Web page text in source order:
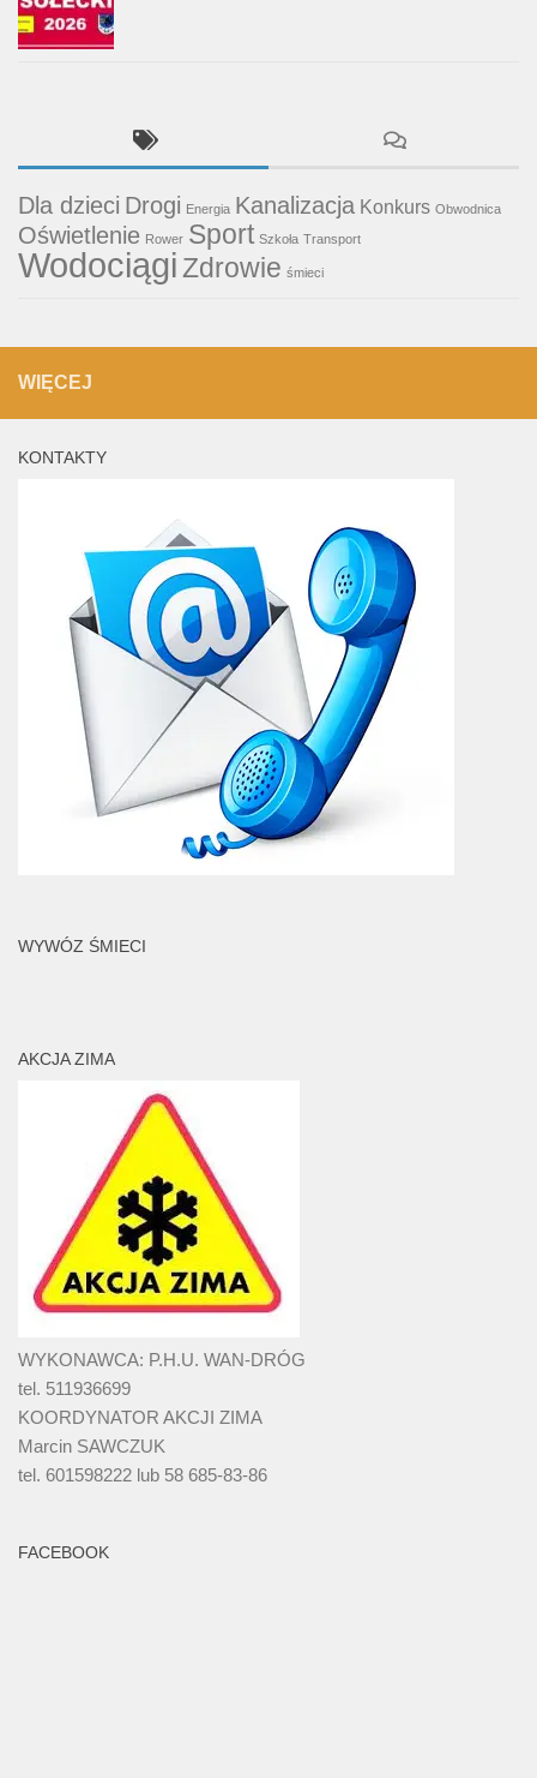
Dla dzieci Drogi Energia Kanalizacja Konkurs Obwodnica
Oświetlenie Rower Sport Szkoła Transport
WodociągiZdrowie śmieci
WIĘCEJ
KONTAKTY
WYWÓZ ŚMIECI
AKCJA ZIMA
WYKONAWCA: P.H.U. WAN-DRÓG
tel. 511936699
KOORDYNATOR AKCJI ZIMA
Marcin SAWCZUK
tel. 601598222 lub 58 685-83-86
FACEBOOK